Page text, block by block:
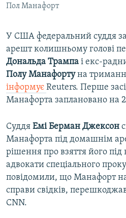
ІНФОГРАФІКА
ДОЛУЧАЙСЯ!
Усі сайти RFE/RL
Пол Манафорт
У США федеральний суддя
арешт колишньому голові
Дональда Трампа і екс-
Полу Манафортуна
інформує Reuters. Перше
Манафорта заплановано на
Суддя Емі Берман Джексон
Манафорта під домашнім
рішення про взяття його під
адвокати спеціального
повідомили, що Манафорт
справи свідків,
CNN.